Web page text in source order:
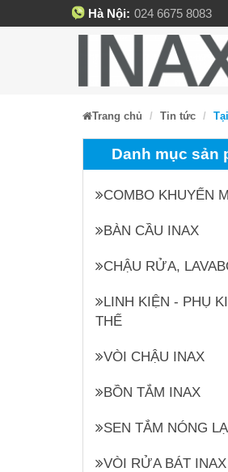
Hà Nội: 024 6675 8083
Trang chủ Tin tức
Danh mục sản
COMBO KHUYẾN
BÀN CẦU INAX
CHẬU RỬA,
LINH KIỆN - PHỤ
THẾ
VÒI CHẬU INAX
BỒN TẮM INAX
SEN TẮM NÓNG
VÒI RỬA BÁT INAX